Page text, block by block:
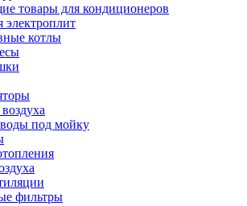
товары для кондиционеров
котлы
под мойку
фильтры